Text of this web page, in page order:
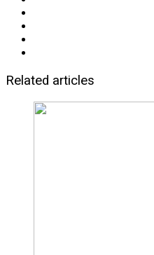
Related articles